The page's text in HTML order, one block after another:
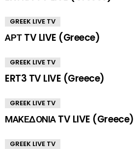
GREEK LIVE TV
ΑΡΤ TV LIVE (Greece)
GREEK LIVE TV
ERT3 TV LIVE (Greece)
GREEK LIVE TV
ΜΑΚΕΔΟΝΙΑ TV LIVE (Greece)
GREEK LIVE TV